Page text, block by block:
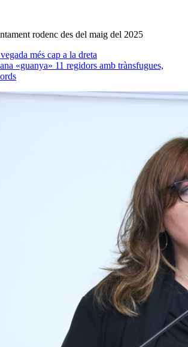
rodenc des del maig del 2025
més cap a la dreta
«guanya» 11 regidors amb trànsfugues,